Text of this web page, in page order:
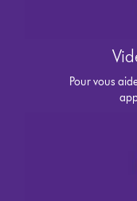
Pour vous